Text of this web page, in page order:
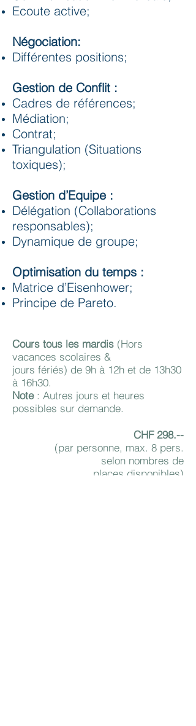
Ecoute active;
Négociation:
Différentes positions;
Gestion de Conflit :
Cadres de références;
Médiation;
Contrat;
Triangulation (Situations
toxiques);
Gestion d’Equipe :
Délégation (Collaborations
responsables);
Dynamique de groupe;
Optimisation du temps :
Matrice d’Eisenhower;
Principe de Pareto.
Cours tous les mardis (Hors
vacances scolaires &
jours fériés) de 9h à 12h et de 13h30
à 16h30.
Note: Autres jours et heures
possibles sur demande.
CHF 298.--
(par personne, max. 8 pers.
selon nombres de
places disponibles)